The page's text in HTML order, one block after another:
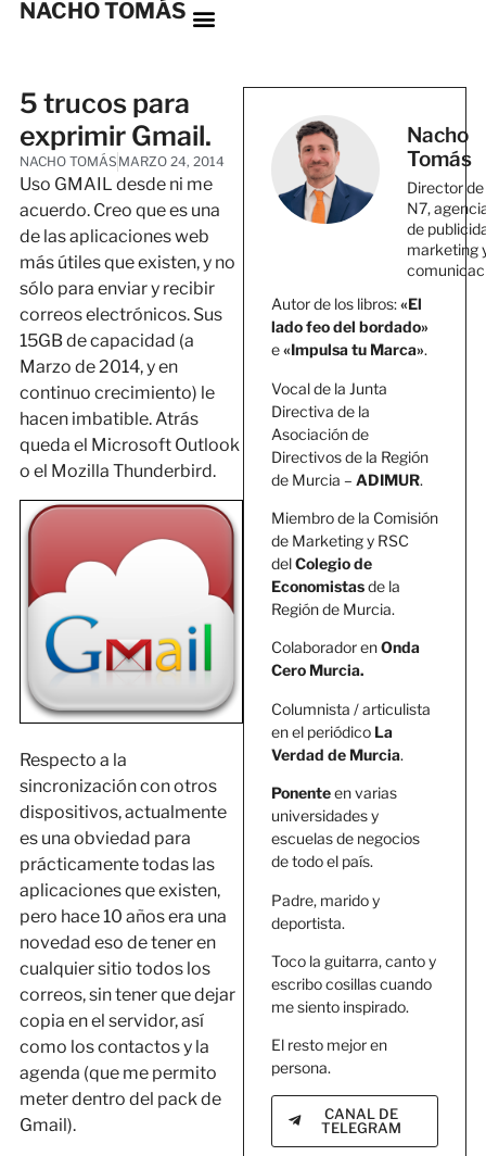
NACHO TOMÁS
5 trucos para
exprimir Gmail.
NACHO TOMÁS MARZO 24, 2014
Uso GMAIL desde ni me
acuerdo. Creo que es una
de las aplicaciones web
más útiles que existen, y no
sólo para enviar y recibir
correos electrónicos. Sus
15GB de capacidad (a
Marzo de 2014, y en
continuo crecimiento) le
hacen imbatible. Atrás
queda el Microsoft Outlook
o el Mozilla Thunderbird.
Respecto a la
sincronización con otros
dispositivos, actualmente
es una obviedad para
prácticamente todas las
aplicaciones que existen,
pero hace 10 años era una
novedad eso de tener en
cualquier sitio todos los
correos, sin tener que dejar
copia en el servidor, así
como los contactos y la
agenda (que me permito
meter dentro del pack de
Gmail).
Nacho
Tomás
Director de
N7,
de
marketing
Autor de los libros:«El
lado feo del bordado»
e«Impulsa tu Marca».
Vocal de la Junta
Directiva de la
Asociación de
Directivos de la Región
de Murcia – ADIMUR.
Miembro de la Comisión
de Marketing y RSC
delColegio de
Economistasde la
Región de Murcia.
Colaborador enOnda
Cero Murcia.
Columnista / articulista
en el periódico La
Verdad de Murcia.
Ponenteen varias
universidades y
escuelas de negocios
de todo el país.
Padre, marido y
deportista.
Toco la guitarra, canto y
escribo cosillas cuando
me siento inspirado.
El resto mejor en
persona.
CANAL DE
TELEGRAM